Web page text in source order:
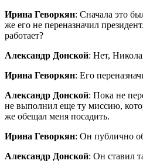
Ирина Геворкян: Сначала это
же его не переназначил
работает?
Александр Донской: Нет,
Ирина Геворкян: Его
Александр Донской: Пока не
не выполнил еще ту миссию,
же обещал меня посадить.
Ирина Геворкян: Он публично
Александр Донской: Он ставил